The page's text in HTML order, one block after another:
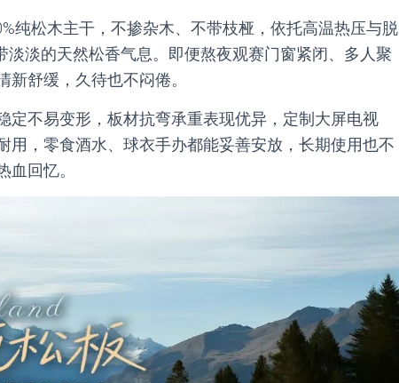
纯松木主干，不掺杂木、不带枝桠，依托高温热压与脱
淡淡的天然松香气息。即便熬夜观赛门窗紧闭、多人聚
舒缓，久待也不闷倦。
定不易变形，板材抗弯承重表现优异，定制大屏电视
用，零食酒水、球衣手办都能妥善安放，长期使用也不
回忆。